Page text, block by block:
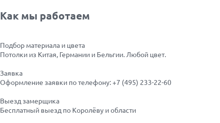
Как мы работаем
Подбор материала и цвета
Потолки из Китая, Германии и Бельгии. Любой цвет.
Заявка
Оформление заявки по телефону:+7 (495) 233-22-60
Выезд замерщика
Бесплатный выезд по Королёву и области